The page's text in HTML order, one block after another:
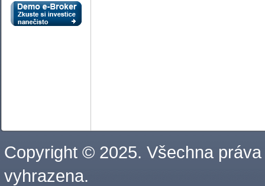
Copyright © 2025. Všechna práva
vyhrazena.